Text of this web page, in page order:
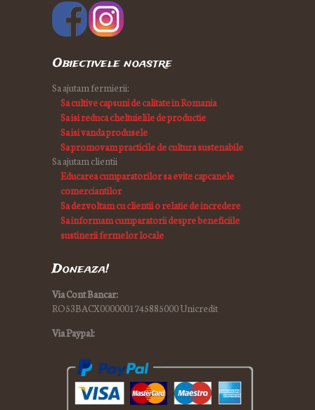
Obiectivele noastre
Sa ajutam fermierii:
Sa cultive capsuni de calitate in Romania
Sa isi reduca cheltuielile de productie
Sa isi vanda produsele
Sa promovam practicile de cultura sustenabile
Sa ajutam clientii
Educarea cumparatorilor sa evite capcanele
comerciantilor
Sa dezvoltam cu clientii o relatie de incredere
Sa informam cumparatorii despre beneficiile
sustinerii fermelor locale
Doneaza!
Via Cont Bancar:
RO53BACX0000001745885000 Unicredit
Via Paypal: